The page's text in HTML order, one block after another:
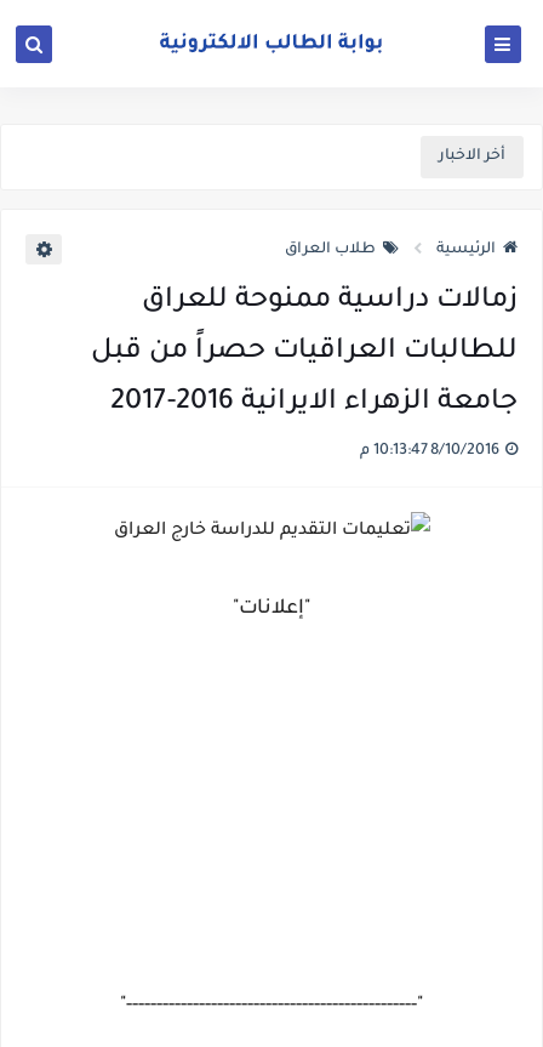
أخر الاخبار
الرئيسية طلاب العراق
زمالات دراسية ممنوحة للعراق
للطالبات العراقيات حصراً من قبل
جامعة الزهراء الايرانية 2016-2017
"إعلانات"
"------------------------------------------------"